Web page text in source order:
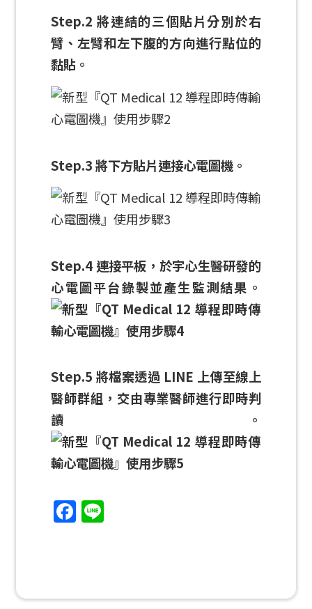
Step.2 將連結的三個貼片分別於右
臂、左臂和左下腹的方向進行點位的
黏貼。
Step.3 將下方貼片連接心電圖機。
Step.4 連接平板，於宇心生醫研發的
心電圖平台錄製並產生監測結果。
Step.5 將檔案透過 LINE 上傳至線上
醫師群組，交由專業醫師進行即時判
讀。
Facebook